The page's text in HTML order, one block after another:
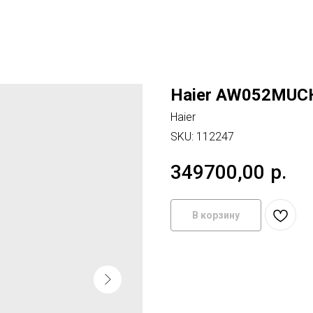
Haier
Haier
SKU: 112247
349700,00 р.
В корзину